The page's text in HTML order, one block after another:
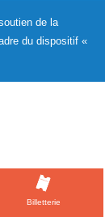
Billetterie
de la
du dispositif «